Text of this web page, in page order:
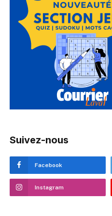
Suivez-nous
Facebook
Instagram